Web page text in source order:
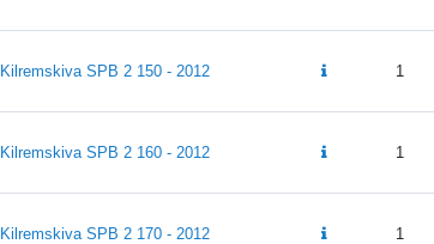
Kilremskiva SPB 2 150 - 2012 1
Kilremskiva SPB 2 160 - 2012 1
Kilremskiva SPB 2 170 - 2012 1